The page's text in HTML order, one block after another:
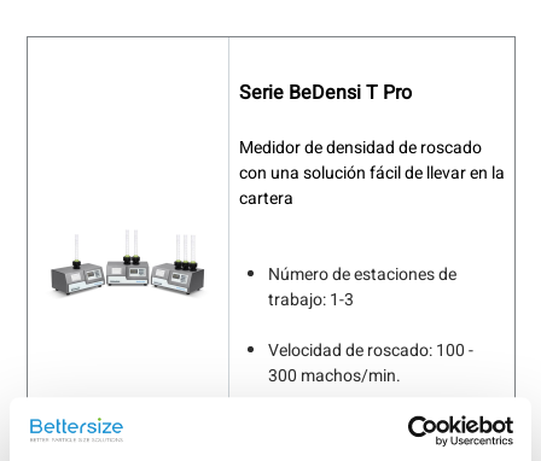
Serie BeDensi T Pro
Medidor de densidad de roscado
con una solución fácil de llevar en la
cartera
Número de estaciones de
trabajo: 1-3
Velocidad de roscado: 100 -
300 machos/min.
Repetibilidad: ≤1% de variación